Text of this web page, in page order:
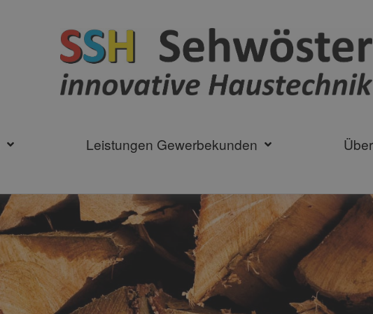
Leistungen Gewerbekunden